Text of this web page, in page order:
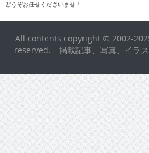
どうぞお任せくださいませ！
All contents copyright © 2002-
reserved. 掲載記事、写真、イラス